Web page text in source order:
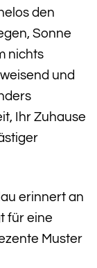
den
Sonne
nichts
und
Ihr Zuhause
erinnert an
für eine
Muster